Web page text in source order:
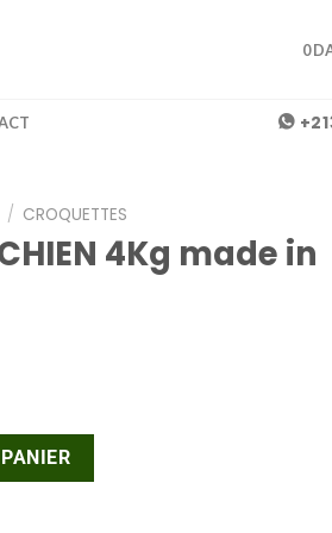
0
/ CROQUETTES
4Kg made in
4Kg made in DZ